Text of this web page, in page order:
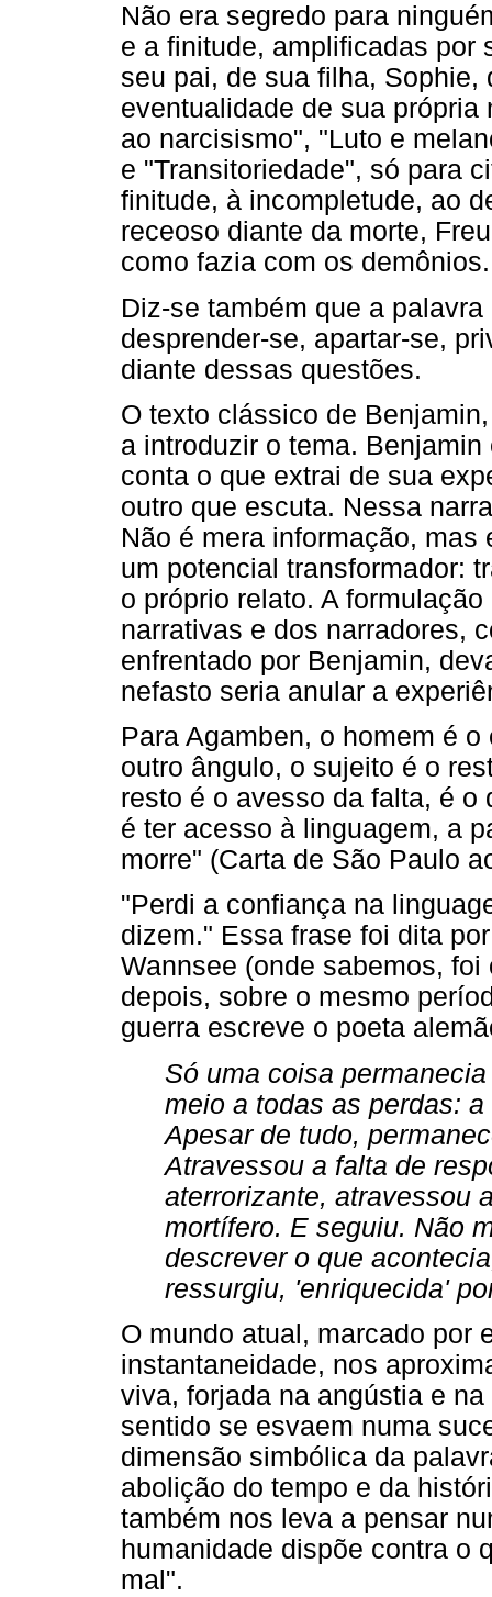
Não era segredo para
e a finitude, amplificadas por
seu pai, de sua filha, Sophie,
eventualidade de sua
ao narcisismo", "Luto e
e "Transitoriedade", só para
finitude, à incompletude, ao
receoso diante da morte,
como fazia com os demônios.
Diz-se também que a
desprender-se, apartar-se,
diante dessas questões.
O texto clássico de
a introduzir o tema.
conta o que extrai de sua
outro que escuta. Nessa
Não é mera informação,
um potencial transformador:
o próprio relato. A
narrativas e dos narradores,
enfrentado por Benjamin,
nefasto seria anular a
Para Agamben, o homem é
outro ângulo, o sujeito é o
resto é o avesso da falta, é o
é ter acesso à linguagem, a
morre" (Carta de São Paulo
"Perdi a confiança na
dizem." Essa frase foi dita
Wannsee (onde sabemos,
depois, sobre o mesmo
guerra escreve o poeta
Só uma coisa
meio a todas as perdas:
Apesar de tudo,
Atravessou a falta de
aterrorizante, atravessou
mortífero. E seguiu. Não
descrever o que
ressurgiu, 'enriquecida'
O mundo atual, marcado por
instantaneidade, nos
viva, forjada na angústia e
sentido se esvaem numa
dimensão simbólica da
abolição do tempo e da
também nos leva a pensar
humanidade dispõe contra o
mal".